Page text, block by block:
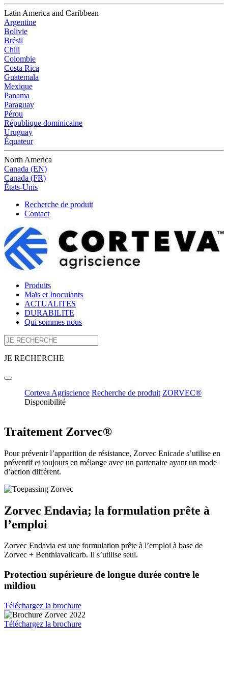
Latin America and Caribbean
Argentine
Bolivie
Brésil
Chili
Colombie
Costa Rica
Guatemala
Mexique
Panama
Paraguay
Pérou
République dominicaine
Uruguay
Équateur
North America
Canada (EN)
Canada (FR)
États-Unis
Recherche de produit
Contact
Produits
Maïs et Inoculants
ACTUALITES
DURABILITE
Qui sommes nous
JE RECHERCHE
Corteva Agriscience Recherche de produit ZORVEC®
Disponibilité
Traitement Zorvec®
Pour prévenir l’apparition de résistance, Zorvec Enicade s’utilise en
préventif et toujours en mélange avec un partenaire ayant un mode
d’action différent.
Zorvec Endavia; la formulation prête à
l’emploi
Zorvec Endavia est une formulation prête à l’emploi à base de
Zorvec + Benthiavalicarb. Il s’utilise seul.
Protection supérieure de longue durée contre le
mildiou
Téléchargez la brochure
Téléchargez la brochure